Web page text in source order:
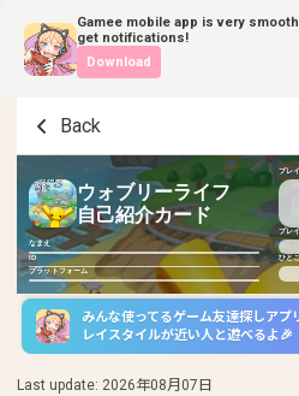
Gamee mobile app is very
get notifications!
Download
Back
ウォブリーライフ
自己紹介カード
なまえ
ID
プラットフォーム
プレ
プレ
ひと
みんな使ってるゲーム友達探しアプ
レイスタイルが近い人と遊べるよ🎉
Last update: 2026年08月07日